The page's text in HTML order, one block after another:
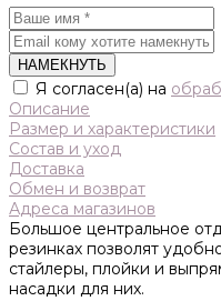
НАМЕКНУТЬ
Я согласен(а) на
Описание
Размер и характеристики
Состав и уход
Доставка
Обмен и возврат
Адреса магазинов
Большое центральное
резинках позволят
стайлеры, плойки и
насадки для них.